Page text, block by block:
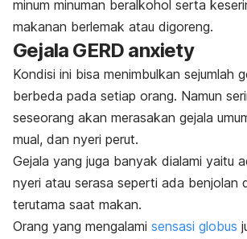
minum minuman beralkohol serta
makanan berlemak atau digoreng.
Gejala GERD anxiety
Kondisi ini bisa menimbulkan sejumlah
berbeda pada setiap orang. Namun
seseorang akan merasakan gejala
mual, dan nyeri perut.
Gejala yang juga banyak dialami yaitu
nyeri atau serasa seperti ada benjolan
terutama saat makan.
Orang yang mengalami sensasi globus